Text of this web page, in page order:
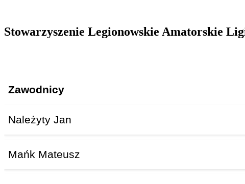
Stowarzyszenie Legionowskie Amatorskie
Zawodnicy
Należyty Jan
Mańk Mateusz